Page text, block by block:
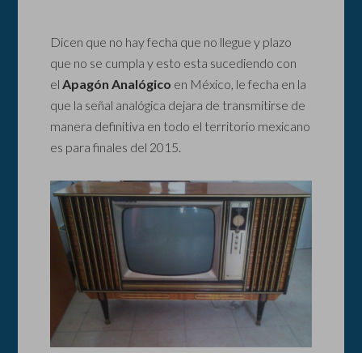
Dicen que no hay fecha que no llegue y plazo
que no se cumpla y esto esta sucediendo con
el Apagón Analógico en México, le fecha en la
que la señal analógica dejara de transmitirse de
manera definitiva en todo el territorio mexicano
es para finales del 2015.